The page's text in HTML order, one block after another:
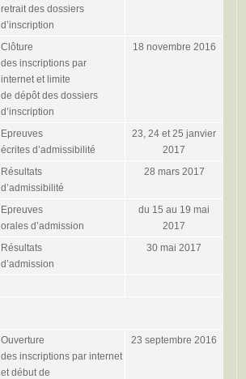
retrait des dossiers
d’inscription
Clôture
des inscriptions par
internet et limite
de dépôt des dossiers
d’inscription
18 novembre 2016
Epreuves
écrites d’admissibilité
23, 24 et 25 janvier
2017
Résultats
d’admissibilité
28 mars 2017
Epreuves
orales d’admission
du 15 au 19 mai
2017
Résultats
d’admission
30 mai 2017
Ouverture
des inscriptions par internet
et début de
23 septembre 2016